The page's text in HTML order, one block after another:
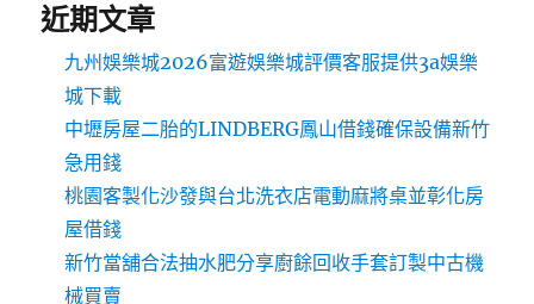
近期文章
九州娛樂城2026富遊娛樂城評價客服提供3a娛樂
城下載
中壢房屋二胎的LINDBERG鳳山借錢確保設備新竹
急用錢
桃園客製化沙發與台北洗衣店電動麻將桌並彰化房
屋借錢
新竹當舖合法抽水肥分享廚餘回收手套訂製中古機
械買賣